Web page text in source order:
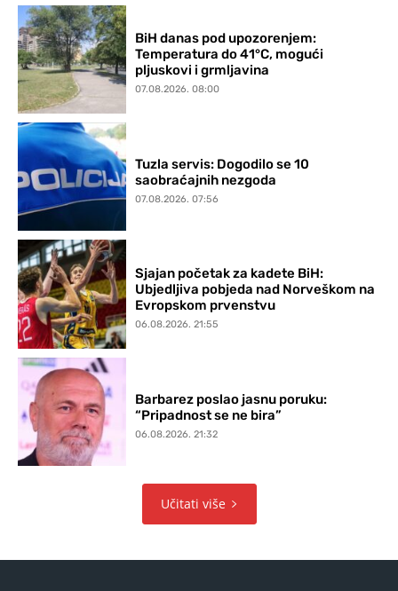
BiH danas pod upozorenjem:
Temperatura do 41°C, mogući
pljuskovi i grmljavina
07.08.2026. 08:00
Tuzla servis: Dogodilo se 10
saobraćajnih nezgoda
07.08.2026. 07:56
Sjajan početak za kadete BiH:
Ubjedljiva pobjeda nad Norveškom na
Evropskom prvenstvu
06.08.2026. 21:55
Barbarez poslao jasnu poruku:
“Pripadnost se ne bira”
06.08.2026. 21:32
Učitati više